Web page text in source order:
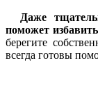
Даже
поможет
берегите
всегда готовы